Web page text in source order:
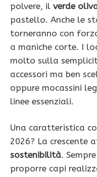
polvere, il verde
pastello. Anche le
torneranno con
a maniche corte. I
molto sulla
accessori ma ben
oppure mocassini
linee essenziali.
Una caratteristica
2026? La crescente
sostenibilità.
proporre capi